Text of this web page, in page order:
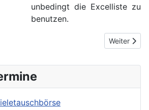
unbedingt die Excelliste zu
benutzen.
Schiedsrichterlehrgänge im Dezember
Next
Weiter